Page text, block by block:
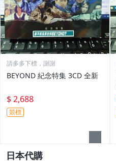
請多多下標，謝謝
BEYOND 紀念特集 3CD 全新
$ 2,688
競標
日本代購